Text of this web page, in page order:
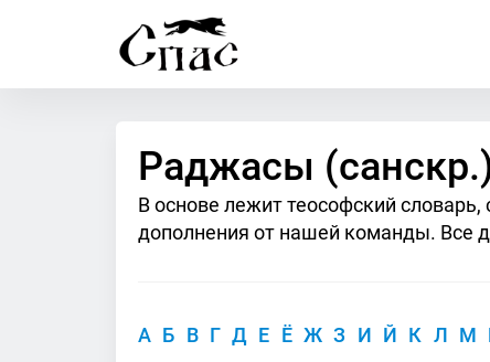
Раджасы
В основе лежит теософский
дополнения от нашей команды. Все
А Б В Г Д Е Ё Ж З И Й К Л М